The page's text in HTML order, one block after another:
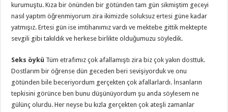
kurumuştu. Kıza bir önünden bir götünden tam gün sikmiştim geceyi
nasıl yaptım öğrenmiyorum zira ikimizde soluksuz ertesi güne kadar
yatmışız. Ertesi gün ise imtihanımız vardı ve mektebe gittik mektepte
sevgili gibi takıldık ve herkese birlikte olduğumuzu söyledik.
Seks öykü Tüm etrafımız çok afallamıştı zira biz çok yakın dosttuk.
Dostlarım bir öğrense dün geceden beri sevişiyorduk ve onu
götünden bile beceriyordum gerçekten çok afallarlardı. İnsanların
tepkisini görünce ben bunu düşünüyordum şu anda söylesem ne
gülünç olurdu. Her neyse bu kızla gerçekten çok ateşli zamanlar